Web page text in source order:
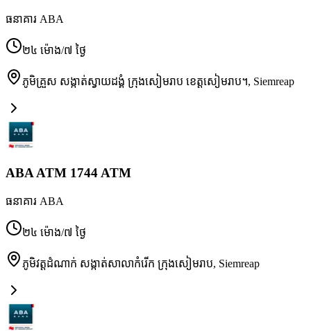
ធនាគារ ABA
២៤ ម៉ោង/៧ ថ្ងៃ
ភូមិគ្រួស សង្កាត់ស្វាយដង្គំ ក្រុងសៀមរាប ខេត្តសៀមរាប។, Siemreap
ABA ATM 1744 ATM
ធនាគារ ABA
២៤ ម៉ោង/៧ ថ្ងៃ
ភូមិវត្តដំណាក់ សង្កាត់សាលាកំរើក ក្រុងសៀមរាប, Siemreap